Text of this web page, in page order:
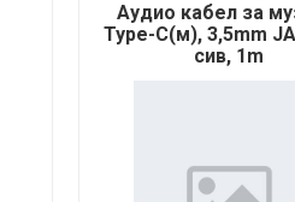
Аудио кабел за
Type-C(м), 3,5mm
сив, 1m